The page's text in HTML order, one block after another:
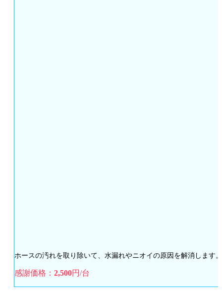
ホースの汚れを取り除いて、水漏れやニオイの原因を解消します。
感謝価格： 2,500円/台